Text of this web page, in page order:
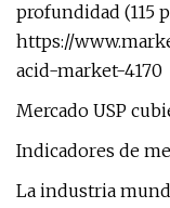
profundidad (115
https://
acid-market-4170
Mercado USP
Indicadores de
La industria